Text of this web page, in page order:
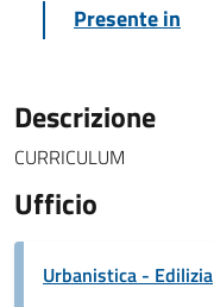
Presente in
Descrizione
CURRICULUM
Ufficio
Urbanistica - Edilizia